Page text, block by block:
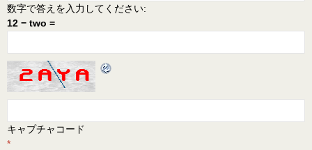
数字で答えを入力してください:
12 − two =
キャプチャコード
*